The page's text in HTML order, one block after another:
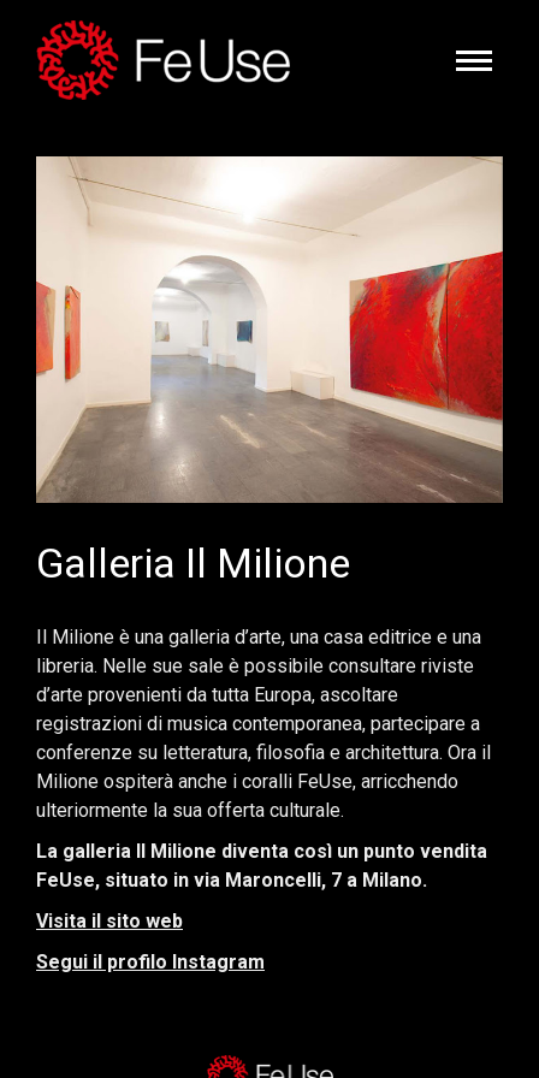
Galleria Il Milione
Il Milione è una galleria d’arte, una casa editrice e una
libreria. Nelle sue sale è possibile consultare riviste
d’arte provenienti da tutta Europa, ascoltare
registrazioni di musica contemporanea, partecipare a
conferenze su letteratura, filosofia e architettura. Ora il
Milione ospiterà anche i coralli FeUse, arricchendo
ulteriormente la sua offerta culturale.
La galleria Il Milione diventa così un punto vendita
FeUse, situato in via Maroncelli, 7 a Milano.
Visita il sito web
Segui il profilo Instagram